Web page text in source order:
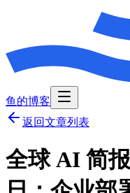
鱼的博客
返回文章列表
全球 AI 简